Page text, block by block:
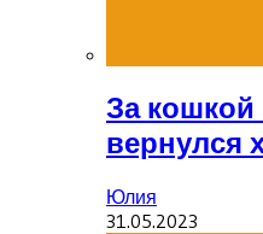
За
вернулся
Юлия
31.05.2023